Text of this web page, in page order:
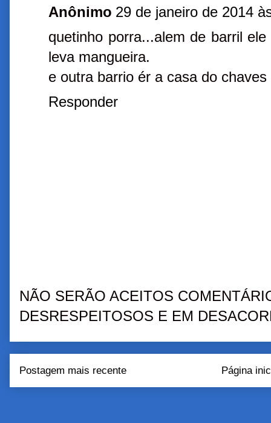
Anônimo 29 de janeiro de 2014
quetinho porra...alem de barril
leva mangueira.
e outra barrio ér a casa do
Responder
NÃO SERÃO ACEITOS
DESRESPEITOSOS E EM
Postagem mais recente Página